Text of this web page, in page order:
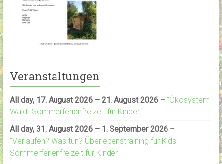
Veranstaltungen
All day, 17. August 2026 – 21. August 2026– "Ökosystem
Wald" Sommerferienfreizeit für Kinder
All day, 31. August 2026 – 1. September 2026–
"Verlaufen? Was tun? Überlebenstraining für Kids"
Sommerferienfreizeit für Kinder